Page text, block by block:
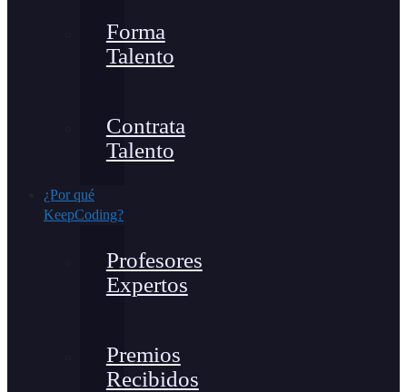
Forma
Talento
Contrata
Talento
¿Por qué
KeepCoding?
Profesores
Expertos
Premios
Recibidos